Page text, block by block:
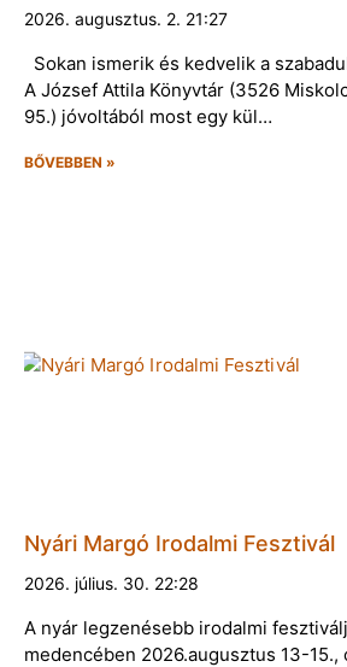
2026. augusztus. 2. 21:27
Sokan ismerik és kedvelik a
A József Attila Könyvtár (3526
95.) jóvoltából most egy kül…
BŐVEBBEN »
Nyári Margó Irodalmi Fesztivál
2026. július. 30. 22:28
A nyár legzenésebb irodalmi
medencében 2026.augusztus 13-